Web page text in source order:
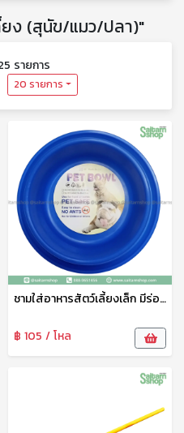
ง (สุนัข/แมว/ปลา)"
รายการ
20 รายการ
ชามใส่อาหารสัตว์เลี้ยงเล็ก มีร่องใส่น้ำกันมด No.1815 SRT
฿ 105 / โหล